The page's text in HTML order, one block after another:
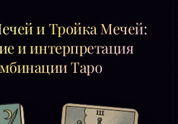
и Тройка Мечей:
и интерпретация
Таро